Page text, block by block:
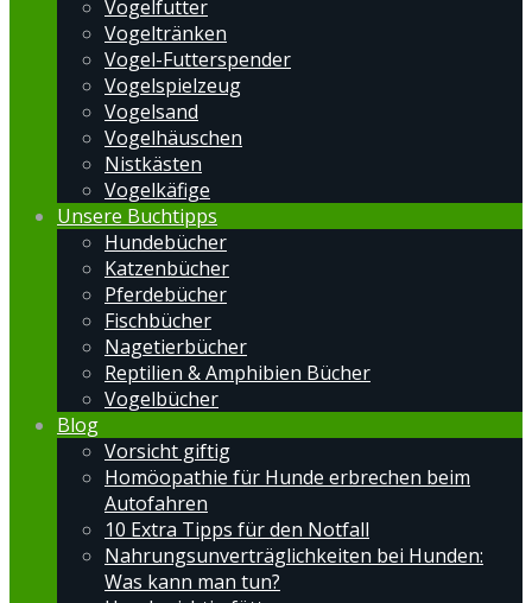
Vogelfutter
Vogeltränken
Vogel-Futterspender
Vogelspielzeug
Vogelsand
Vogelhäuschen
Nistkästen
Vogelkäfige
Unsere Buchtipps
Hundebücher
Katzenbücher
Pferdebücher
Fischbücher
Nagetierbücher
Reptilien & Amphibien Bücher
Vogelbücher
Blog
Vorsicht giftig
Homöopathie für Hunde erbrechen beim
Autofahren
10 Extra Tipps für den Notfall
Nahrungsunverträglichkeiten bei Hunden:
Was kann man tun?